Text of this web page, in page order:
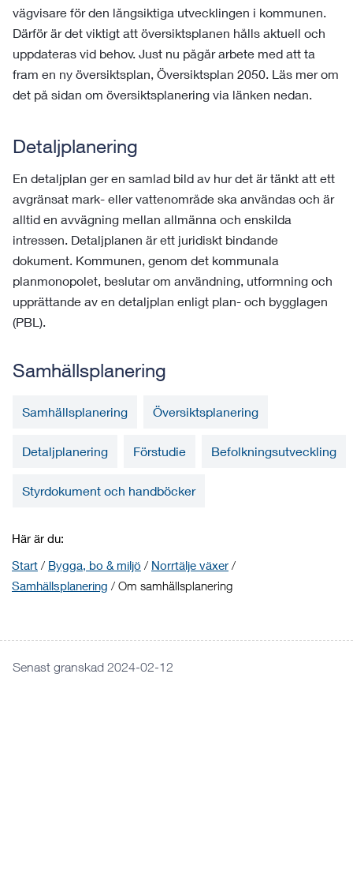
vägvisare för den långsiktiga utvecklingen i kommunen.
Därför är det viktigt att översiktsplanen hålls aktuell och
uppdateras vid behov. Just nu pågår arbete med att ta
fram en ny översiktsplan, Översiktsplan 2050. Läs mer om
det på sidan om översiktsplanering via länken nedan.
Detaljplanering
En detaljplan ger en samlad bild av hur det är tänkt att ett
avgränsat mark- eller vattenområde ska användas och är
alltid en avvägning mellan allmänna och enskilda
intressen. Detaljplanen är ett juridiskt bindande
dokument. Kommunen, genom det kommunala
planmonopolet, beslutar om användning, utformning och
upprättande av en detaljplan enligt plan- och bygglagen
(PBL).
Samhällsplanering
Samhällsplanering Översiktsplanering
Detaljplanering Förstudie Befolkningsutveckling
Styrdokument och handböcker
Här är du:
Start / Bygga, bo & miljö / Norrtälje växer /
Samhällsplanering / Om samhällsplanering
Senast granskad 2024-02-12